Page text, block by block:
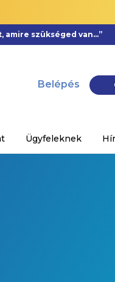
amire szükséged van…”
Belépés
Ügyfeleknek